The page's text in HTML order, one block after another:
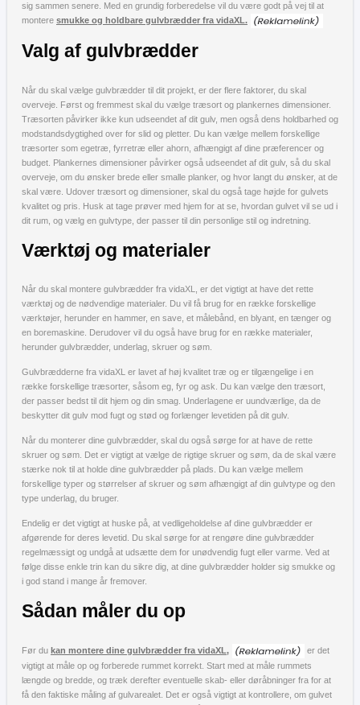
sig sammen senere. Med en grundig forberedelse vil du være godt på vej til at
montere smukke og holdbare gulvbrædder fra vidaXL.
Valg af gulvbrædder
Når du skal vælge gulvbrædder til dit projekt, er der flere faktorer, du skal
overveje. Først og fremmest skal du vælge træsort og plankernes dimensioner.
Træsorten påvirker ikke kun udseendet af dit gulv, men også dens holdbarhed og
modstandsdygtighed over for slid og pletter. Du kan vælge mellem forskellige
træsorter som egetræ, fyrretræ eller ahorn, afhængigt af dine præferencer og
budget. Plankernes dimensioner påvirker også udseendet af dit gulv, så du skal
overveje, om du ønsker brede eller smalle planker, og hvor langt du ønsker, at de
skal være. Udover træsort og dimensioner, skal du også tage højde for gulvets
kvalitet og pris. Husk at tage prøver med hjem for at se, hvordan gulvet vil se ud i
dit rum, og vælg en gulvtype, der passer til din personlige stil og indretning.
Værktøj og materialer
Når du skal montere gulvbrædder fra vidaXL, er det vigtigt at have det rette
værktøj og de nødvendige materialer. Du vil få brug for en række forskellige
værktøjer, herunder en hammer, en save, et målebånd, en blyant, en tænger og
en boremaskine. Derudover vil du også have brug for en række materialer,
herunder gulvbrædder, underlag, skruer og søm.
Gulvbrædderne fra vidaXL er lavet af høj kvalitet træ og er tilgængelige i en
række forskellige træsorter, såsom eg, fyr og ask. Du kan vælge den træsort,
der passer bedst til dit hjem og din smag. Underlagene er uundværlige, da de
beskytter dit gulv mod fugt og stød og forlænger levetiden på dit gulv.
Når du monterer dine gulvbrædder, skal du også sørge for at have de rette
skruer og søm. Det er vigtigt at vælge de rigtige skruer og søm, da de skal være
stærke nok til at holde dine gulvbrædder på plads. Du kan vælge mellem
forskellige typer og størrelser af skruer og søm afhængigt af din gulvtype og den
type underlag, du bruger.
Endelig er det vigtigt at huske på, at vedligeholdelse af dine gulvbrædder er
afgørende for deres levetid. Du skal sørge for at rengøre dine gulvbrædder
regelmæssigt og undgå at udsætte dem for unødvendig fugt eller varme. Ved at
følge disse enkle trin kan du sikre dig, at dine gulvbrædder holder sig smukke og
i god stand i mange år fremover.
Sådan måler du op
Før du kan montere dine gulvbrædder fra vidaXL,
er det
vigtigt at måle op og forberede rummet korrekt. Start med at måle rummets
længde og bredde, og træk derefter eventuelle skab- eller døråbninger fra for at
få den faktiske måling af gulvarealet. Det er også vigtigt at kontrollere, om gulvet